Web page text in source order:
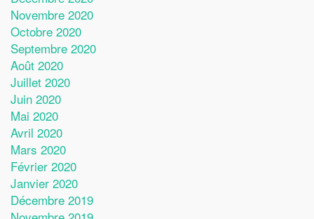
Novembre 2020
Octobre 2020
Septembre 2020
Août 2020
Juillet 2020
Juin 2020
Mai 2020
Avril 2020
Mars 2020
Février 2020
Janvier 2020
Décembre 2019